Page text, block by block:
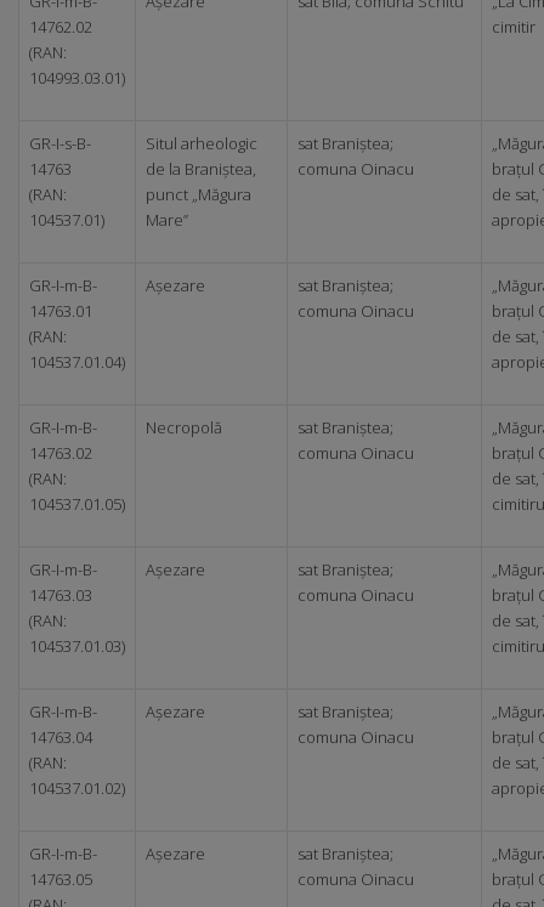
14762.02
(RAN:
104993.03.01)
cimitir
GR-I-s-B-
14763
(RAN:
104537.01)
Situl arheologic
de la Braniștea,
punct „Măgura
Mare”
sat Braniștea;
comuna Oinacu
brațul
de sat,
GR-I-m-B-
14763.01
(RAN:
104537.01.04)
Așezare
sat Braniștea;
comuna Oinacu
brațul
de sat,
GR-I-m-B-
14763.02
(RAN:
104537.01.05)
Necropolă
sat Braniștea;
comuna Oinacu
brațul
de
GR-I-m-B-
14763.03
(RAN:
104537.01.03)
Așezare
sat Braniștea;
comuna Oinacu
brațul
de
GR-I-m-B-
14763.04
(RAN:
104537.01.02)
Așezare
sat Braniștea;
comuna Oinacu
brațul
de sat,
GR-I-m-B-
14763.05
Așezare
sat Braniștea;
comuna Oinacu
brațul